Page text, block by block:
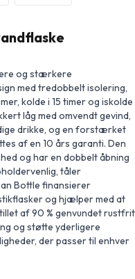
og stærkere
med tredobbelt isolering,
kolde i 15 timer og iskolde
låg med omvendt gevind,
drikke, og en forstærket
af en 10 års garanti. Den
og har en dobbelt åbning
tåler
Bottle finansierer
og hjælper med at
af 90 % genvundet rustfrit
og støtte yderligere
der passer til enhver